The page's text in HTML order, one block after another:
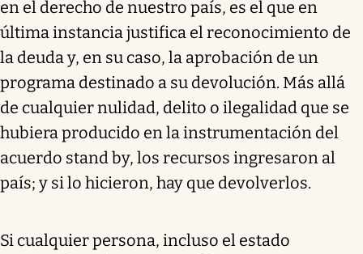
en el derecho de nuestro país, es el que en
última instancia justifica el reconocimiento de
la deuda y, en su caso, la aprobación de un
programa destinado a su devolución. Más allá
de cualquier nulidad, delito o ilegalidad que se
hubiera producido en la instrumentación del
acuerdo stand by, los recursos ingresaron al
país; y si lo hicieron, hay que devolverlos.
Si cualquier persona, incluso el estado